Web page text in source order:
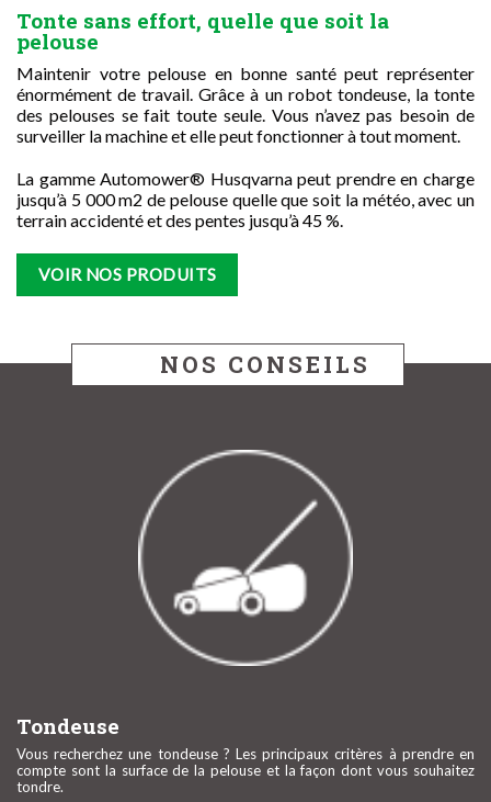
Tonte sans effort, quelle que soit la
pelouse
Maintenir votre pelouse en bonne santé peut représenter
énormément de travail. Grâce à un robot tondeuse, la tonte
des pelouses se fait toute seule. Vous n’avez pas besoin de
surveiller la machine et elle peut fonctionner à tout moment.
La gamme Automower® Husqvarna peut prendre en charge
jusqu’à 5 000 m2 de pelouse quelle que soit la météo, avec un
terrain accidenté et des pentes jusqu’à 45 %.
VOIR NOS PRODUITS
NOS CONSEILS
Tondeuse
Vous recherchez une tondeuse ? Les principaux critères à prendre en
compte sont la surface de la pelouse et la façon dont vous souhaitez
tondre.